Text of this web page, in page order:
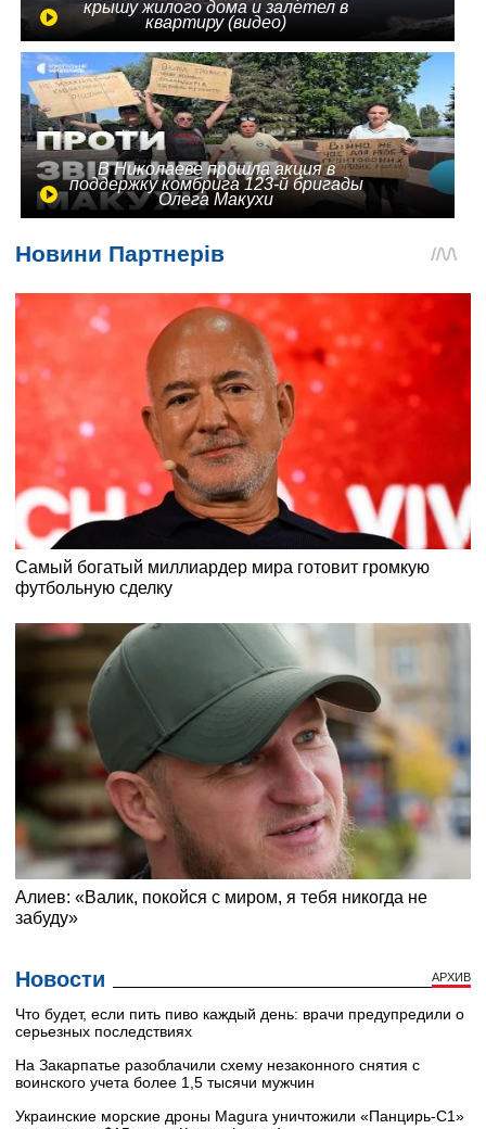
крышу жилого дома и залетел в
квартиру (видео)
В Николаеве прошла акция в
поддержку комбрига 123-й бригады
Олега Макухи
Новости АРХИВ
Что будет, если пить пиво каждый день: врачи предупредили о
серьезных последствиях
На Закарпатье разоблачили схему незаконного снятия с
воинского учета более 1,5 тысячи мужчин
Украинские морские дроны Magura уничтожили «Панцирь-С1»